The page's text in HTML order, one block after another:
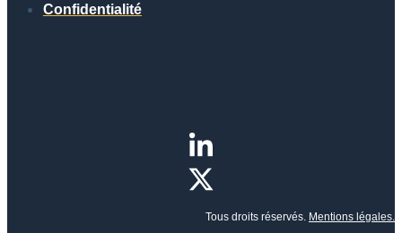
Confidentialité
Tous droits réservés. Mentions légales.